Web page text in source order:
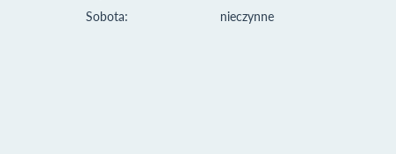
Sobota:
nieczynne